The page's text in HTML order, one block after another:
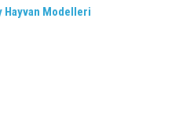
Hayvan Modelleri